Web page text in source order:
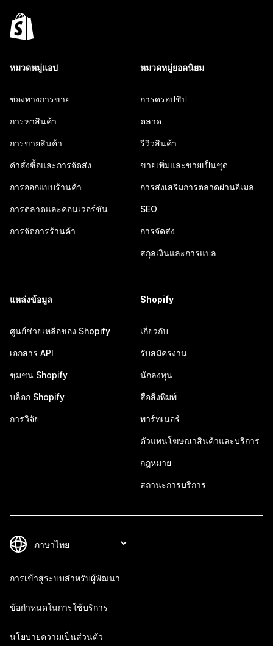
หมวดหมู่แอป
ช่องทางการขาย
การหาสินค้า
การขายสินค้า
คำสั่งซื้อและการจัดส่ง
การออกแบบร้านค้า
การตลาดและคอนเวอร์ชัน
การจัดการร้านค้า
หมวดหมู่ยอดนิยม
การดรอปชิป
ตลาด
รีวิวสินค้า
ขายเพิ่มและขายเป็นชุด
การส่งเสริมการตลาดผ่านอีเมล
SEO
การจัดส่ง
สกุลเงินและการแปล
แหล่งข้อมูล
ศูนย์ช่วยเหลือของ Shopify
เอกสาร API
ชุมชน Shopify
บล็อก Shopify
การวิจัย
Shopify
เกี่ยวกับ
รับสมัครงาน
นักลงทุน
สื่อสิ่งพิมพ์
พาร์ทเนอร์
ตัวแทนโฆษณาสินค้าและบริการ
กฎหมาย
สถานะการบริการ
การเข้าสู่ระบบสำหรับผู้พัฒนา
ข้อกำหนดในการใช้บริการ
นโยบายความเป็นส่วนตัว